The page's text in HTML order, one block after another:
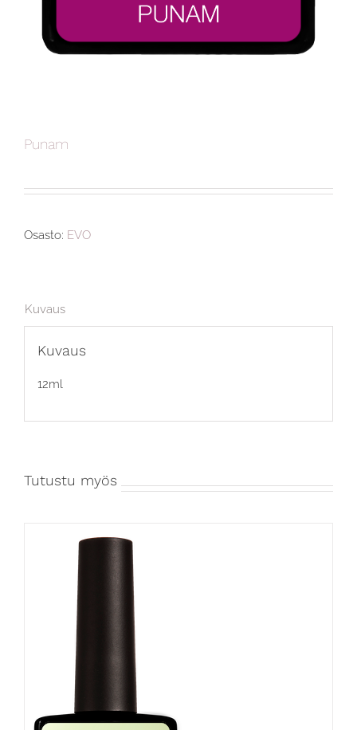
Punam
Osasto: EVO
Kuvaus
Kuvaus
12ml
Tutustu myös